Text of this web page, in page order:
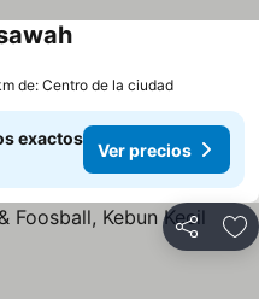
Ver precios
de: Centro de la ciudad
exactos
Ver precios
Compartir